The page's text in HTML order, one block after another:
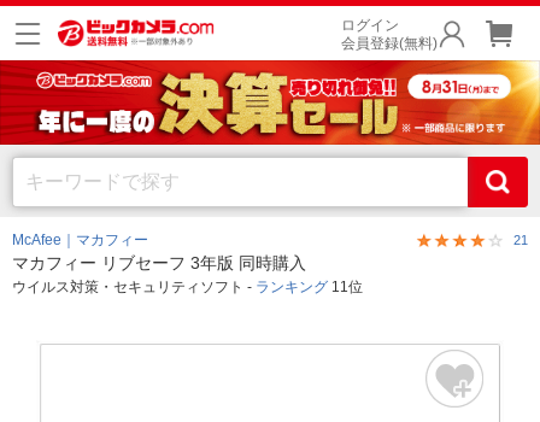
ログイン
会員登録(無料)
McAfee｜マカフィー 21
マカフィー リブセーフ 3年版 同時購入
ウイルス対策・セキュリティソフト - ランキング 11位